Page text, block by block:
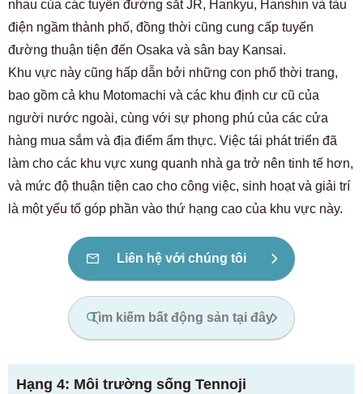
nhau của các tuyến đường sắt JR, Hankyu, Hanshin và tàu
điện ngầm thành phố, đồng thời cũng cung cấp tuyến
đường thuận tiện đến Osaka và sân bay Kansai.
Khu vực này cũng hấp dẫn bởi những con phố thời trang,
bao gồm cả khu Motomachi và các khu định cư cũ của
người nước ngoài, cùng với sự phong phú của các cửa
hàng mua sắm và địa điểm ẩm thực. Việc tái phát triển đã
làm cho các khu vực xung quanh nhà ga trở nên tinh tế hơn,
và mức độ thuận tiện cao cho công việc, sinh hoạt và giải trí
là một yếu tố góp phần vào thứ hạng cao của khu vực này.
Liên hệ với chúng tôi
Tìm kiếm bất động sản tại đây
Hạng 4: Môi trường sống Tennoji